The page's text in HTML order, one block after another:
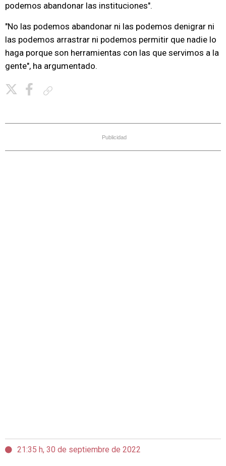
podemos abandonar las instituciones".
"No las podemos abandonar ni las podemos denigrar ni
las podemos arrastrar ni podemos permitir que nadie lo
haga porque son herramientas con las que servimos a la
gente", ha argumentado.
Publicidad
21:35 h, 30 de septiembre de 2022